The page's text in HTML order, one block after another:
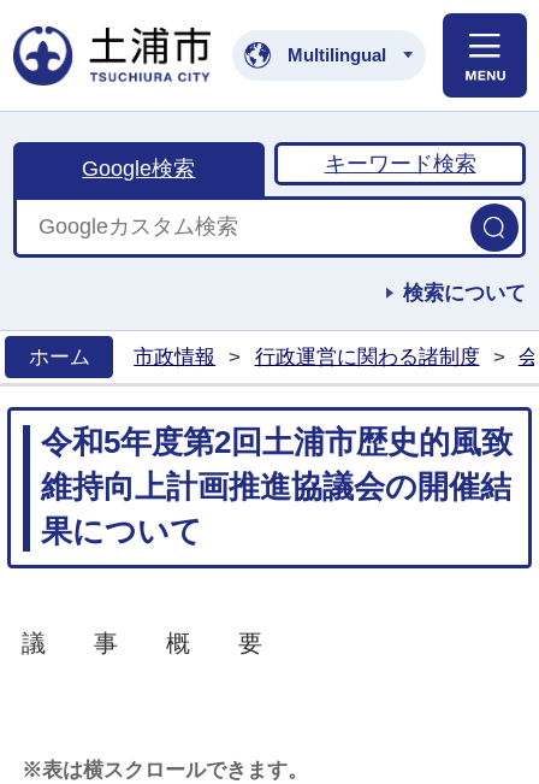
土浦市公式ホームペ
Multilingual
Google検索 キーワード検索
検索について
ホーム
市政情報 > 行政運営に関わる諸制度 >
令和5年度第2回土浦市歴史的風致
維持向上計画推進協議会の開催結
果について
議 事 概 要
※表は横スクロールできます。